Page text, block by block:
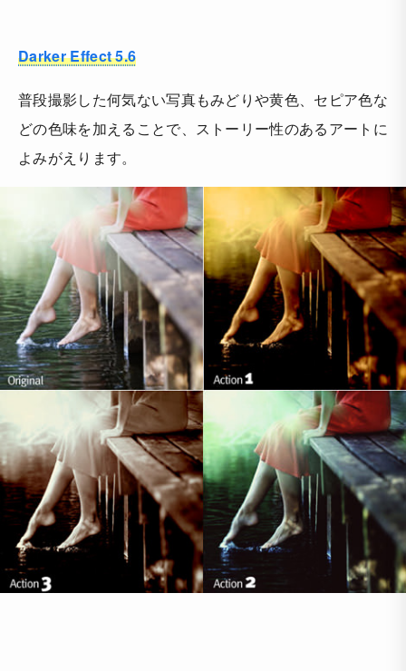
Darker Effect 5.6
普段撮影した何気ない写真もみどりや黄色、セピア色な
どの色味を加えることで、ストーリー性のあるアートに
よみがえります。